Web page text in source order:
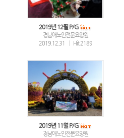
2019년 12월 P/G
경남애노인전문요양원
2019.12.31
Hit 2189
2019년 11월 P/G
경남애노인전문요양원